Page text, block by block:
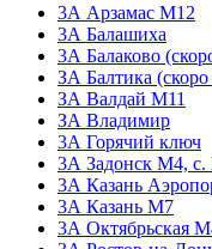
3А Арзамас М12
3А Балашиха
3А Балаково
ЗА Балтика
ЗА Валдай M11
ЗА Владимир
3А Горячий ключ
3А Задонск М4, с.
3А Казань
3А Казань М7
3А Октябрьская